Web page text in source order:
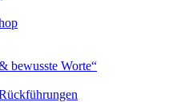
bewusste Worte“